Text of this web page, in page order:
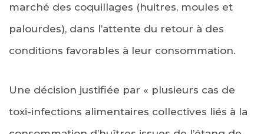
marché des coquillages (huitres, moules et
palourdes), dans l’attente du retour à des
conditions favorables à leur consommation.
Une décision justifiée par « plusieurs cas de
toxi-infections alimentaires collectives liés à la